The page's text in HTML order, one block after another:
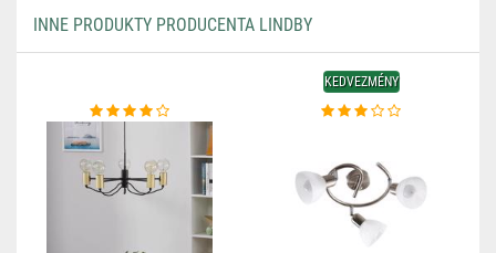
INNE PRODUKTY PRODUCENTA LINDBY
KEDVEZMÉNY